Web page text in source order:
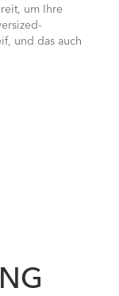
um Ihre
und das auch